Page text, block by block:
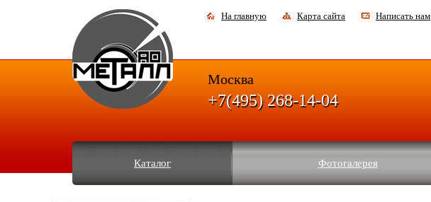
На главную Карта сайта Написать нам
Каталог Фотогалерея
Москва
+7(495) 268-14-04